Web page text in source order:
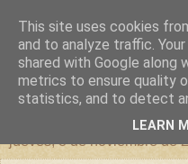
un sitio
una casa para crecer, un
jueves, 8 de noviembre de
This site uses cookies
and to analyze traffic.
shared with Google along
metrics to ensure quality
statistics, and to detect
LEARN